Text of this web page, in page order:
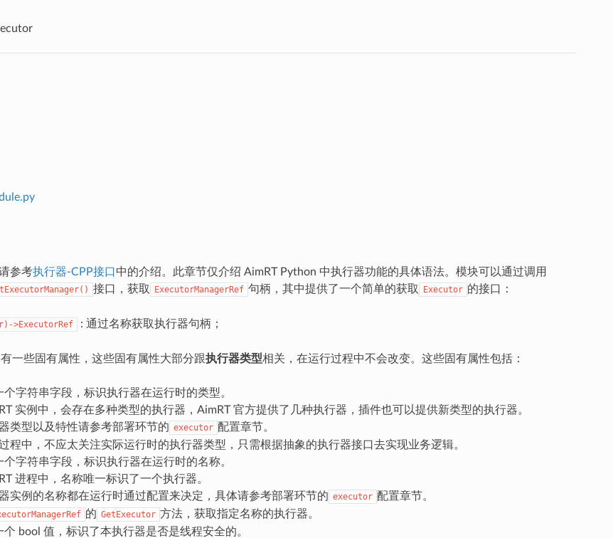
参考执行器-CPP接口 中的介绍。此章节仅介绍 AimRT Python 中执行器功能的具体语法。模块可以通过调用
接口，获取 ExecutorManagerRef 句柄，其中提供了一个简单的获取 Executor 的接口：
>ExecutorRef : 通过名称获取执行器句柄；
一些固有属性，这些固有属性大部分跟执行器类型相关，在运行过程中不会改变。这些固有属性包括：
个字符串字段，标识执行器在运行时的类型。
实例中，会存在多种类型的执行器，AimRT 官方提供了几种执行器，插件也可以提供新类型的执行器。
类型以及特性请参考部署环节的 executor 配置章节。
程中，不应太关注实际运行时的执行器类型，只需根据抽象的执行器接口去实现业务逻辑。
个字符串字段，标识执行器在运行时的名称。
进程中，名称唯一标识了一个执行器。
实例的名称都在运行时通过配置来决定，具体请参考部署环节的 executor 配置章节。
的 GetExecutor 方法，获取指定名称的执行器。
个 bool 值，标识了本执行器是否是线程安全的。